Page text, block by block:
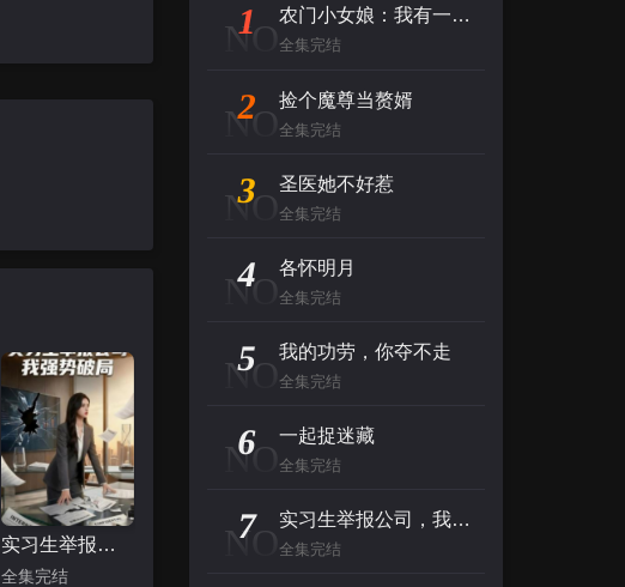
实习生举报公司，我强势破局
全集完结
NO
1 农门小女娘：我有一个聚宝盆
全集完结
NO
2 捡个魔尊当赘婿
全集完结
NO
3 圣医她不好惹
全集完结
NO
4 各怀明月
全集完结
NO
5 我的功劳，你夺不走
全集完结
NO
6 一起捉迷藏
全集完结
NO
7 实习生举报公司，我强势破局
全集完结